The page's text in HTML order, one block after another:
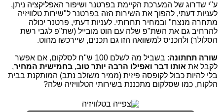
ע"י שדרוג של המערכת הקיימת בפרטנר ושיפור האפליקציה ניתן,
לעניות דעתי, להפוך את השירות הזה בפרטנר ל"שירות טלוויזיה
מתחרה מנצח" ובמחיר תחרותי. לעניות דעתי, פרטנר יכולה
להרחיב גם את השת"פ שלה עם הוט מובייל (שת"פ לגבי רשת
הסלולר) ולהכניס למשוואה הזו גם תכנים, שיירכשו מהוט.
שורה תחתונה
: בשביל מה לשלם 100 ש"ח לסלקום, אם אפשר
לקבל את אותו דבר ואפילו הרבה יותר טוב, בחמישית המחיר,
בלי להיות כבול לקופסה פיזית (ממיר משולב נתב) המותקנת בבית
הלקוח, כמו שסלקום מתכננת בשירותי הטלוויזיה שלה?